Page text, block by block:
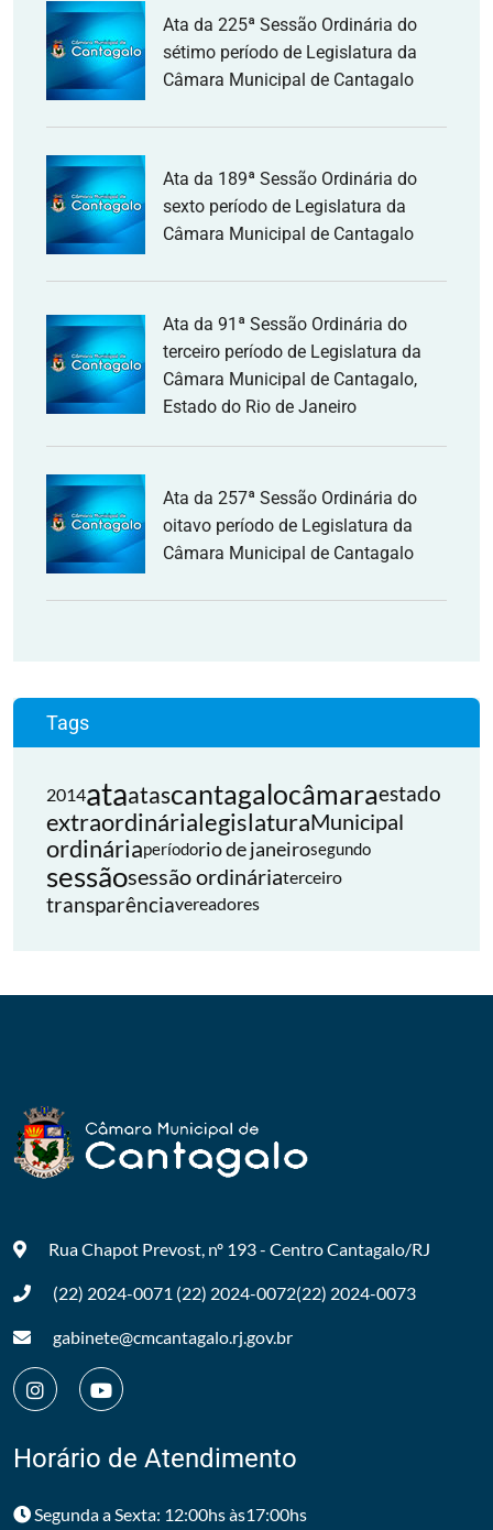
Ata da 225ª Sessão Ordinária do
sétimo período de Legislatura da
Câmara Municipal de Cantagalo
Ata da 189ª Sessão Ordinária do
sexto período de Legislatura da
Câmara Municipal de Cantagalo
Ata da 91ª Sessão Ordinária do
terceiro período de Legislatura da
Câmara Municipal de Cantagalo,
Estado do Rio de Janeiro
Ata da 257ª Sessão Ordinária do
oitavo período de Legislatura da
Câmara Municipal de Cantagalo
Tags
2014ataatascantagalocâmaraestado
extraordinárialegislaturaMunicipal
ordináriaperíodorio de janeirosegundo
sessãosessão ordináriaterceiro
transparênciavereadores
Rua Chapot Prevost, nº 193 - CentroCantagalo/RJ
(22) 2024-0071 (22) 2024-0072(22) 2024-0073
gabinete@cmcantagalo.rj.gov.br
Horário de Atendimento
Segunda a Sexta: 12:00hs às17:00hs